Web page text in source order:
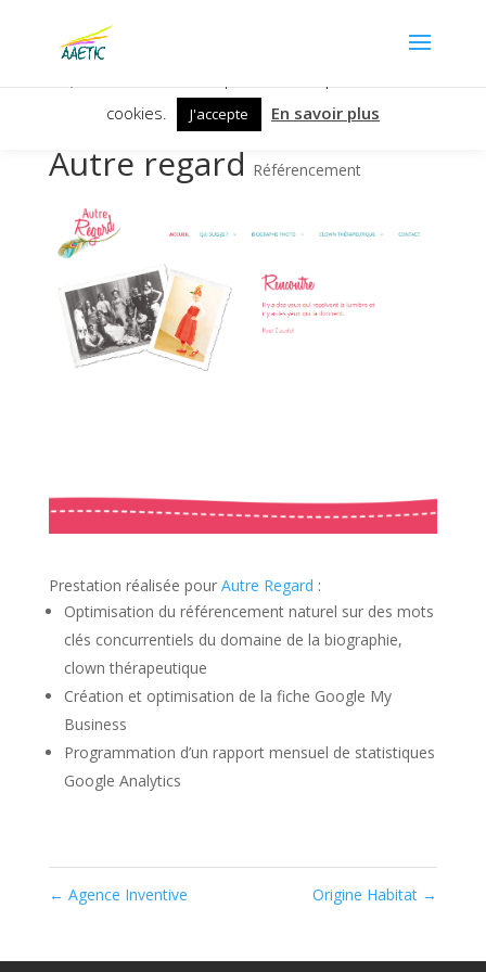
Autre regard Référencement
Prestation réalisée pour Autre Regard :
Optimisation du référencement naturel sur des mots
clés concurrentiels du domaine de la biographie,
clown thérapeutique
Création et optimisation de la fiche Google My
Business
Programmation d’un rapport mensuel de statistiques
Google Analytics
← Agence Inventive Origine Habitat →
Nous utilisons des cookies pour vous garantir la meilleure
expérience sur notre site. Si vous continuez à utiliser ce
cookies.
J'accepte En savoir plus